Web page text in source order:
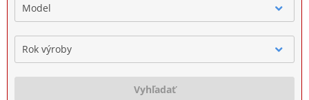
Model
Rok výroby
Vyhľadať